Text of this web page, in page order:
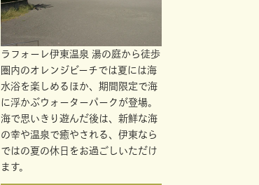
ラフォーレ伊東温泉 湯の庭から徒歩
圏内のオレンジビーチでは夏には海
水浴を楽しめるほか、期間限定で海
に浮かぶウォーターパークが登場。
海で思いきり遊んだ後は、新鮮な海
の幸や温泉で癒やされる、伊東なら
ではの夏の休日をお過ごしいただけ
ます。